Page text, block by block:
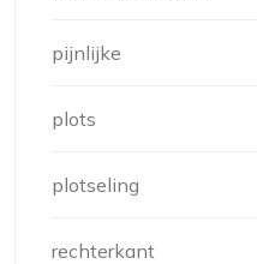
pijnlijke
plots
plotseling
rechterkant